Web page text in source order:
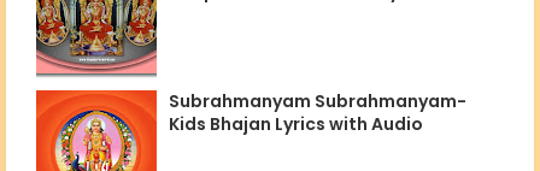
Subrahmanyam Subrahmanyam-
Kids Bhajan Lyrics with Audio